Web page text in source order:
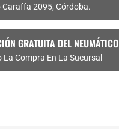
Caraffa 2095, Córdoba.
GRATUITA DEL NEUMÁTICO
La Compra En La Sucursal